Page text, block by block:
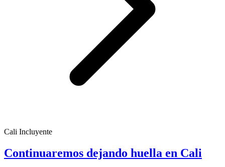
Cali Incluyente
Continuaremos dejando huella en Cali